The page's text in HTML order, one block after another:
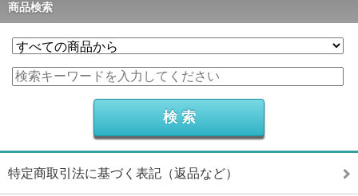
商品検索
特定商取引法に基づく表記（返品など）